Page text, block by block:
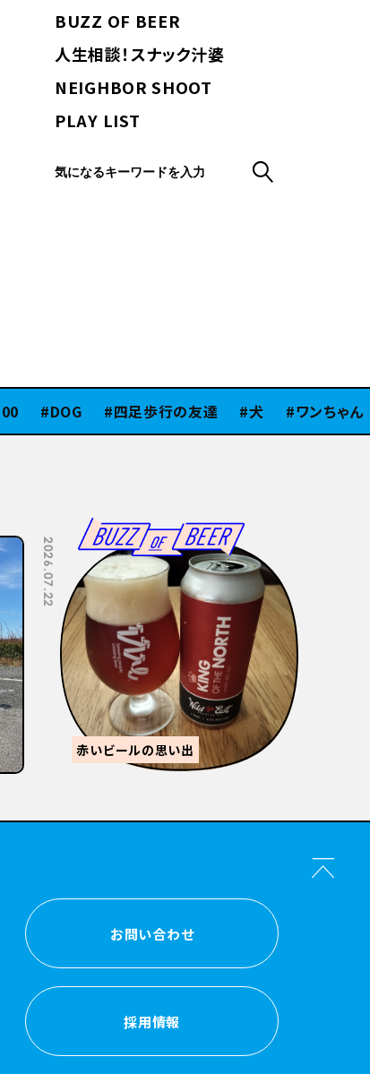
BUZZ OF BEER
人生相談！スナック汁婆
NEIGHBOR SHOOT
PLAY LIST
DOG 四足歩行の友達 犬 ワンちゃん
2026.07.08
森的ビール人生②
お問い合わせ
採用情報